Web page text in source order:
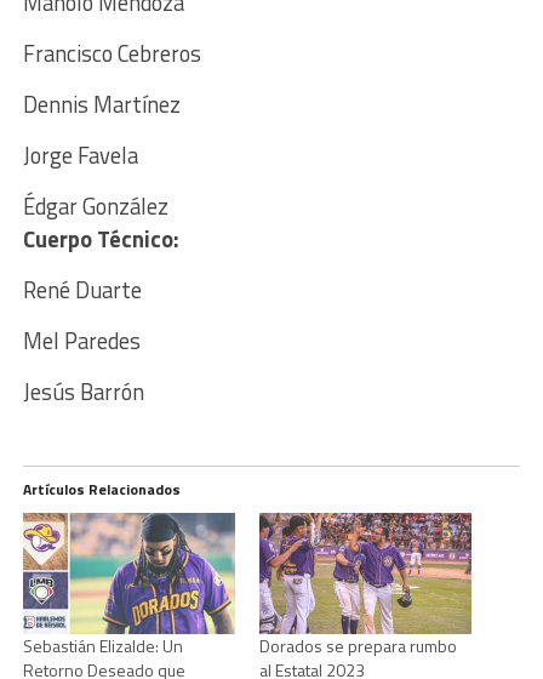
Francisco Cebreros
Dennis Martínez
Jorge Favela
Édgar González
Cuerpo Técnico:
René Duarte
Mel Paredes
Jesús Barrón
Artículos Relacionados
Sebastián Elizalde: Un
Retorno Deseado que
Dorados se prepara rumbo
al Estatal 2023